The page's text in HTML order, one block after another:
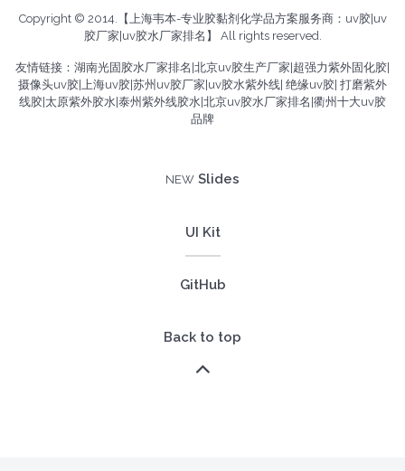
Copyright © 2014.【上海韦本-专业胶黏剂化学品方案服务商： uv胶| uv
胶厂家 uv胶水厂家排名 】 All rights reserved.
友情链接： 湖南光固胶水厂家排名 北京uv胶生产厂家 超强力紫外固化胶
摄像头uv胶 上海uv胶 苏州uv胶厂家 uv胶水紫外线 绝缘uv胶 打磨紫外
线胶 太原紫外胶水 泰州紫外线胶水 北京uv胶水厂家排名 衢州十大uv胶
品牌
NEW Slides
UI Kit
GitHub
Back to top